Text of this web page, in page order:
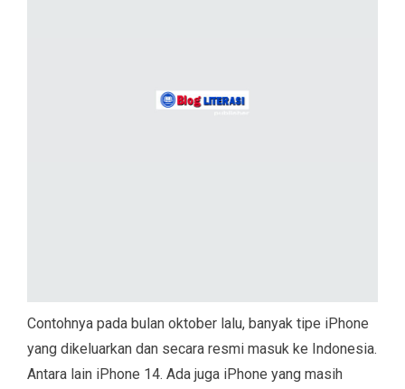
Contohnya pada bulan oktober lalu, banyak tipe iPhone
yang dikeluarkan dan secara resmi masuk ke Indonesia.
Antara lain iPhone 14. Ada juga iPhone yang masih